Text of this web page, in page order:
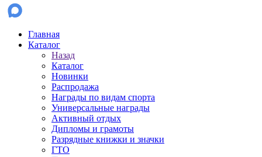
Главная
Каталог
Назад
Каталог
Новинки
Распродажа
Награды по видам спорта
Универсальные награды
Активный отдых
Дипломы и грамоты
Разрядные книжки и значки
ГТО